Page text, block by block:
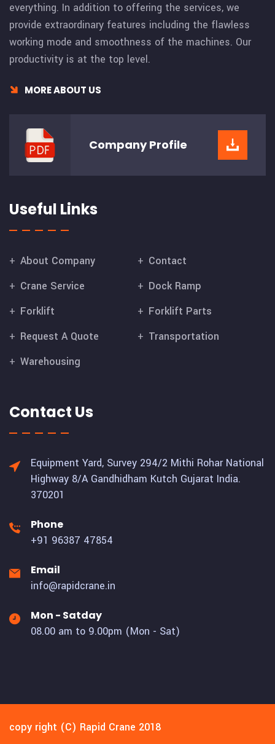
everything. In addition to offering the services, we
provide extraordinary features including the flawless
working mode and smoothness of the machines. Our
productivity is at the top level.
MORE ABOUT US
CompanyProfile
Useful Links
About Company
Contact
Crane Service
Dock Ramp
Forklift
Forklift Parts
Request A Quote
Transportation
Warehousing
Contact Us
Equipment Yard, Survey 294/2 Mithi Rohar National
Highway 8/A Gandhidham Kutch Gujarat India.
370201
Phone
+91 96387 47854
Email
info@rapidcrane.in
Mon - Satday
08.00 am to 9.00pm (Mon - Sat)
copy right (C) Rapid Crane 2018